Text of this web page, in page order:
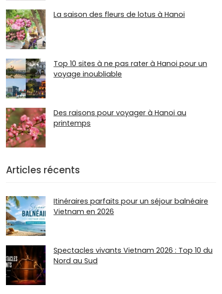
La saison des fleurs de lotus à Hanoi
Top 10 sites à ne pas rater à Hanoi pour un
voyage inoubliable
Des raisons pour voyager à Hanoi au
printemps
Articles récents
Itinéraires parfaits pour un séjour balnéaire
Vietnam en 2026
Spectacles vivants Vietnam 2026 : Top 10 du
Nord au Sud